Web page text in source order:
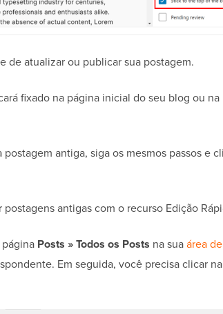
de atualizar ou publicar sua postagem.
fixado na página inicial do seu blog ou na
antiga, siga os mesmos passos e
antigas com o recurso Edição
Posts » Todos os Posts na suaárea
Em seguida, você precisa clicar